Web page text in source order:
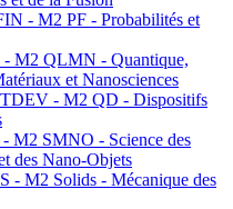
- M2 PF - Probabilités et
M2 QLMN - Quantique,
et Nanosciences
- M2 QD - Dispositifs
M2 SMNO - Science des
des Nano-Objets
- M2 Solids - Mécanique des